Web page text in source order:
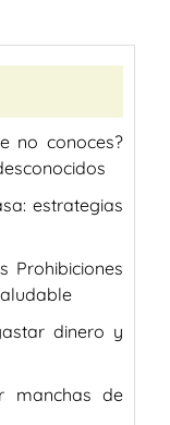
no conoces?
estrategias
Prohibiciones
dinero y
manchas de